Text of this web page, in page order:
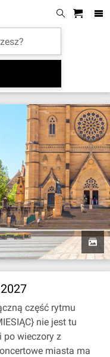
część rytmu
nie jest tu
po wieczory z
miasta ma